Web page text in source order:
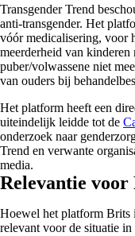
Transgender Trend
anti-transgender. Het
vóór medicalisering, voor
meerderheid van
puber/volwassene niet
van ouders bij
Het platform heeft een
uiteindelijk leidde tot de
onderzoek naar
Trend en verwante
media.
Relevantie voor
Hoewel het platform Brits
relevant voor de situatie